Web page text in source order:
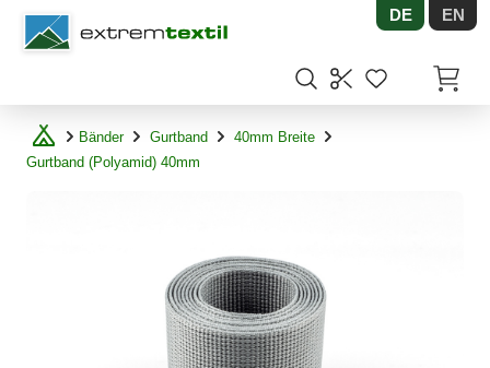
Shopware DE EN
Bänder Gurtband
40mm Breite
Gurtband (Polyamid) 40mm